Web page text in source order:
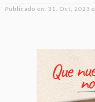
Publicado en: 31. Oct, 2023